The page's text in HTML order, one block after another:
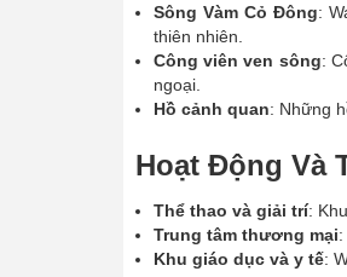
Sông Vàm Cỏ Đông:
thiên nhiên.
Công viên ven sông:
ngoại.
Hồ cảnh quan: Những
Hoạt Động Và
Thể thao và giải trí:
Trung tâm thương mại
Khu giáo dục và y tế: